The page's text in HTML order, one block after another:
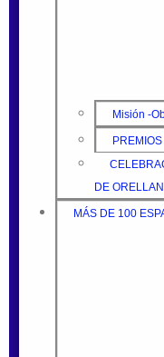
Misión -
DE
MÁS DE 100